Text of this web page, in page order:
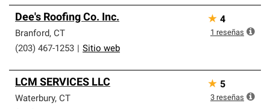
Dee's Roofing Co. Inc.
Branford, CT
(203) 467-1253
Sitio web
★ 4
1 reseñas
LCM SERVICES LLC
Waterbury, CT
★ 5
3 reseñas